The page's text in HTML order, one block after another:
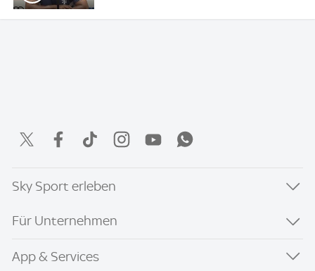
Sky Sport erleben
Für Unternehmen
App & Services